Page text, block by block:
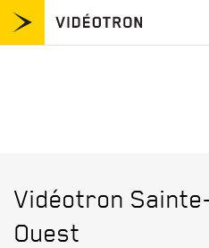
Passer au contenu
Visitez videotron.com
Trouver un magasin
Vidéotron
Ouest